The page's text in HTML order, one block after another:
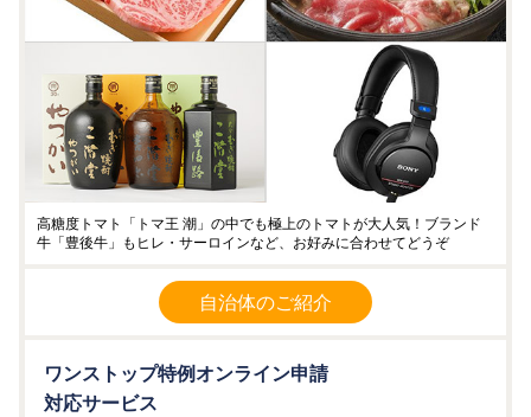
高糖度トマト「トマ王 潮」の中でも極上のトマトが大人気！ブランド
牛「豊後牛」もヒレ・サーロインなど、お好みに合わせてどうぞ
自治体のご紹介
ワンストップ特例オンライン申請
対応サービス